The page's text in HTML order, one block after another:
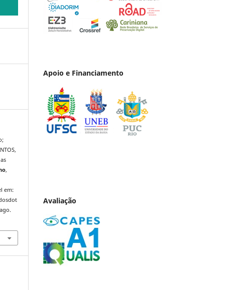
,
em:
Apoio e Financiamento
Avaliação